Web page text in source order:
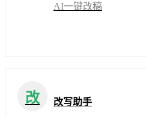
AI一键改稿
改 改写助手